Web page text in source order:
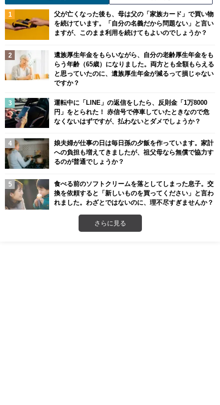
父が亡くなった後も、母は父の「家族カード」で買い物
を続けています。「自分の名義だから問題ない」と言い
ますが、このまま利用を続けてもよいのでしょうか？
遺族厚生年金をもらいながら、自分の老齢厚生年金をも
らう年齢（65歳）になりました。両方とも全額もらえる
と思っていたのに、遺族厚生年金が減るって損じゃない
ですか？
運転中に「LINE」の返信をしたら、反則金「1万8000
円」をとられた！ 赤信号で停車していたときなので危
なくないはずですが、払わないとダメでしょうか？
娘夫婦が仕事の日は毎日孫の夕飯を作っています。家計
への負担も増えてきましたが、祖父母なら無償で協力す
るのが普通でしょうか？
食べる前のソフトクリームを落としてしまった息子。交
換を依頼すると「新しいものを買ってください」と言わ
れました。わざとではないのに、理不尽すぎませんか？
さらに見る